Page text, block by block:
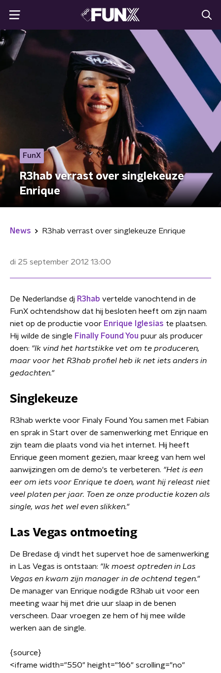
FunX
R3hab verrast over singlekeuze
Enrique
News R3hab verrast over singlekeuze Enrique
di 25 september 2012 13:00
De Nederlandse dj R3hab vertelde vanochtend in de
FunX ochtendshow dat hij besloten heeft om zijn naam
niet op de productie voor Enrique Iglesias te plaatsen.
Hij wilde de single Finally Found You puur als producer
doen: "Ik vind het hartstikke vet om te produceren,
maar voor het R3hab profiel heb ik net iets anders in
gedachten."
Singlekeuze
R3hab werkte voor Finaly Found You samen met Fabian
en sprak in Start over de samenwerking met Enrique en
zijn team die plaats vond via het internet. Hij heeft
Enrique geen moment gezien, maar kreeg van hem wel
aanwijzingen om de demo's te verbeteren. "Het is een
eer om iets voor Enrique te doen, want hij releast niet
veel platen per jaar. Toen ze onze productie kozen als
single, was het wel even slikken."
Las Vegas ontmoeting
De Bredase dj vindt het supervet hoe de samenwerking
in Las Vegas is ontstaan: "Ik moest optreden in Las
Vegas en kwam zijn manager in de ochtend tegen."
De manager van Enrique nodigde R3hab uit voor een
meeting waar hij met drie uur slaap in de benen
verscheen. Daar vroegen ze hem of hij mee wilde
werken aan de single.
{source}
<iframe width="550" height="166" scrolling="no"